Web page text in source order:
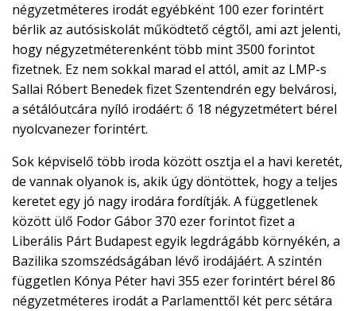
négyzetméteres irodát egyébként 100 ezer forintért
bérlik az autósiskolát működtető cégtől, ami azt jelenti,
hogy négyzetméterenként több mint 3500 forintot
fizetnek. Ez nem sokkal marad el attól, amit az LMP-s
Sallai Róbert Benedek fizet Szentendrén egy belvárosi,
a sétálóutcára nyíló irodáért: ő 18 négyzetmétert bérel
nyolcvanezer forintért.
Sok képviselő több iroda között osztja el a havi keretét,
de vannak olyanok is, akik úgy döntöttek, hogy a teljes
keretet egy jó nagy irodára fordítják. A függetlenek
között ülő Fodor Gábor 370 ezer forintot fizet a
Liberális Párt Budapest egyik legdrágább környékén, a
Bazilika szomszédságában lévő irodájáért. A szintén
független Kónya Péter havi 355 ezer forintért bérel 86
négyzetméteres irodát a Parlamenttől két perc sétára